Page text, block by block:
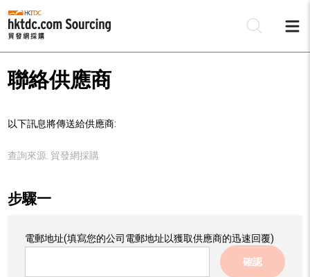
聯絡供應商
以下訊息將傳送給供應商:
查詢來源: 貿發網採購
步驟一
電郵地址(填寫您的公司電郵地址以獲取供應商的迅速回覆)
確認